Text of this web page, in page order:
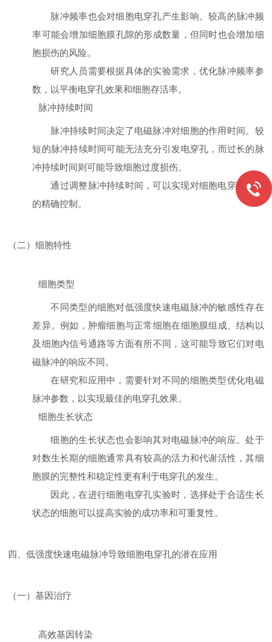
脉冲频率也会对细胞电穿孔产生影响。较高的脉冲频
率可能会增加细胞膜孔隙的形成数量，但同时也会增加细
胞损伤的风险。
研究人员需要根据具体的实验需求，优化脉冲频率参
数，以平衡电穿孔效果和细胞存活率。
脉冲持续时间
脉冲持续时间决定了电磁脉冲对细胞的作用时间。较
短的脉冲持续时间可能无法充分引发电穿孔，而过长的脉
冲持续时间则可能导致细胞过度损伤。
通过调整脉冲持续时间，可以实现对细胞电穿孔程度
的精确控制。
（二）细胞特性
细胞类型
不同类型的细胞对低强度快速电磁脉冲的敏感性存在
差异。例如，肿瘤细胞与正常细胞在细胞膜组成、结构以
及细胞内信号通路等方面有所不同，这可能导致它们对电
磁脉冲的响应不同。
在研究和应用中，需要针对不同的细胞类型优化电磁
脉冲参数，以实现最佳的电穿孔效果。
细胞生长状态
细胞的生长状态也会影响其对电磁脉冲的响应。处于
对数生长期的细胞通常具有较高的活力和代谢活性，其细
胞膜的完整性和稳定性更有利于电穿孔的发生。
因此，在进行细胞电穿孔实验时，选择处于合适生长
状态的细胞可以提高实验的成功率和可重复性。
四、低强度快速电磁脉冲导致细胞电穿孔的潜在应用
（一）基因治疗
高效基因转染